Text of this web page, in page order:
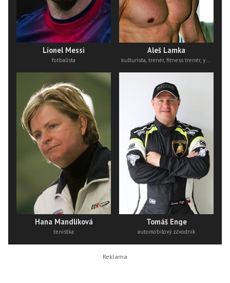
Lionel Messi
fotbalista
Aleš Lamka
Hana Mandlíková
tenistka
Tomáš Enge
automobilový závodník